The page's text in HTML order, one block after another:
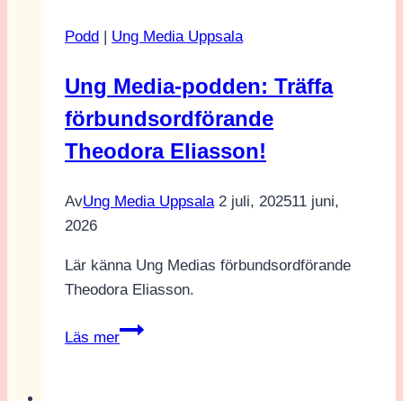
musik
Podd | Ung Media Uppsala
Ung Media-podden: Träffa
förbundsordförande
Theodora Eliasson!
AvUng Media Uppsala 2 juli, 202511 juni,
2026
Lär känna Ung Medias förbundsordförande
Theodora Eliasson.
Läs mer
Ung